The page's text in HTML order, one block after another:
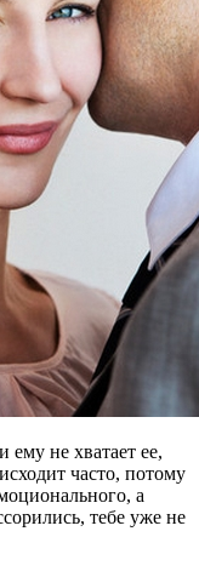
не хватает ее,
часто, потому
а
тебе уже не